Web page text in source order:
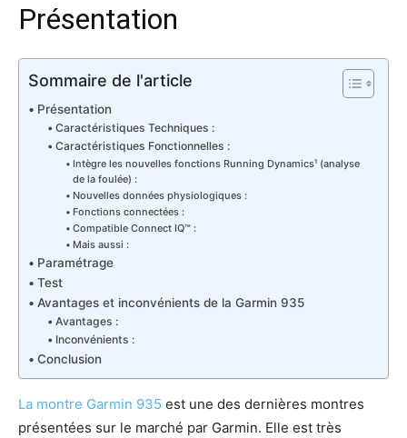
Présentation
Sommaire de l'article
Présentation
Caractéristiques Techniques :
Caractéristiques Fonctionnelles :
Intègre les nouvelles fonctions Running Dynamics¹ (analyse
de la foulée) :
Nouvelles données physiologiques :
Fonctions connectées :
Compatible Connect IQ™ :
Mais aussi :
Paramétrage
Test
Avantages et inconvénients de la Garmin 935
Avantages :
Inconvénients :
Conclusion
La montre Garmin 935 est une des dernières montres
présentées sur le marché par Garmin. Elle est très